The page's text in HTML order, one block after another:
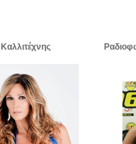
Καλλιτέχνης